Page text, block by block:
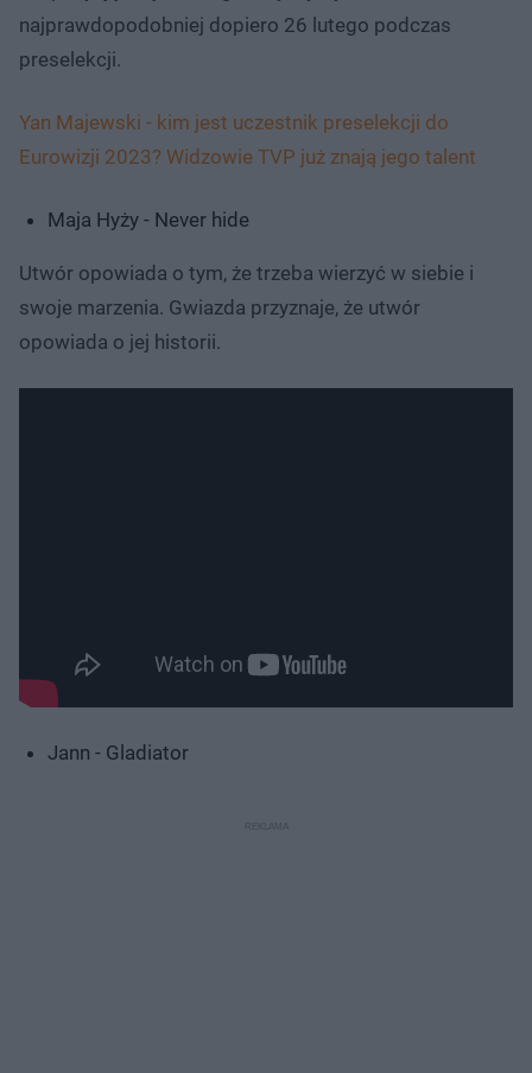
najprawdopodobniej dopiero 26 lutego podczas
preselekcji.
Yan Majewski - kim jest uczestnik preselekcji do
Eurowizji 2023? Widzowie TVP już znają jego talent
Maja Hyży - Never hide
Utwór opowiada o tym, że trzeba wierzyć w siebie i
swoje marzenia. Gwiazda przyznaje, że utwór
opowiada o jej historii.
Jann - Gladiator